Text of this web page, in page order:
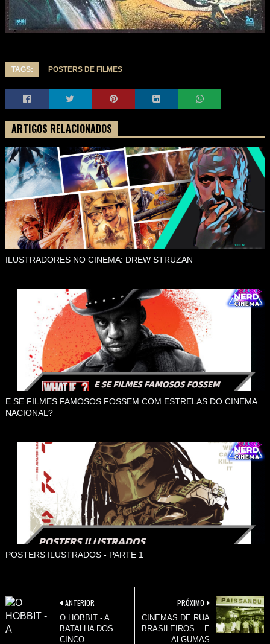
TAGS: POSTERS DE FILMES
ARTIGOS RELACIONADOS
ILUSTRADORES NO CINEMA: DREW STRUZAN
E SE FILMES FAMOSOS FOSSEM COM ESTRELAS DO CINEMA
NACIONAL?
POSTERS ILUSTRADOS - PARTE 1
PRÓXIMO
CINEMAS DE RUA
BRASILEIROS... E
ALGUMAS
ANTERIOR
O HOBBIT - A
BATALHA DOS
CINCO